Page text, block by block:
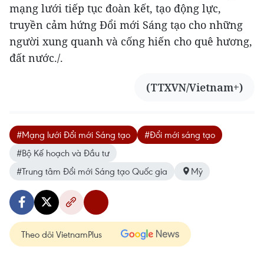
mạng lưới tiếp tục đoàn kết, tạo động lực,
truyền cảm hứng Đổi mới Sáng tạo cho những
người xung quanh và cống hiến cho quê hương,
đất nước./.
(TTXVN/Vietnam+)
#Mạng lưới Đổi mới Sáng tạo
#Đổi mới sáng tạo
#Bộ Kế hoạch và Đầu tư
#Trung tâm Đổi mới Sáng tạo Quốc gia
Mỹ
Theo dõi VietnamPlus